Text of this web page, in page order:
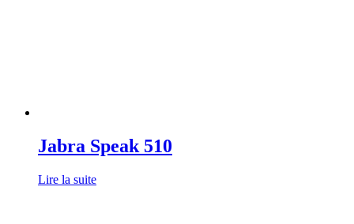
Jabra Speak 510
Lire la suite